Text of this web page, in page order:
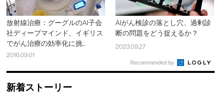
放射線治療：グーグルのAI子会
社ディープマインド、イギリス
でがん治療の効率化に挑...
2016.09.01
AIがん検診の落とし穴、過剰診
断の問題をどう捉えるか？
2023.09.27
Recommended by
新着ストーリー